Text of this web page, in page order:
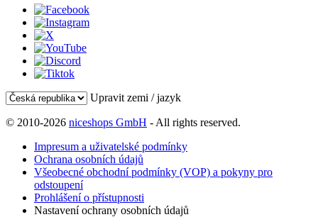
Upravit zemi / jazyk
© 2010-2026 niceshops GmbH - All rights reserved.
Impresum a uživatelské podmínky
Ochrana osobních údajů
Všeobecné obchodní podmínky (VOP) a pokyny pro
odstoupení
Prohlášení o přístupnosti
Nastavení ochrany osobních údajů